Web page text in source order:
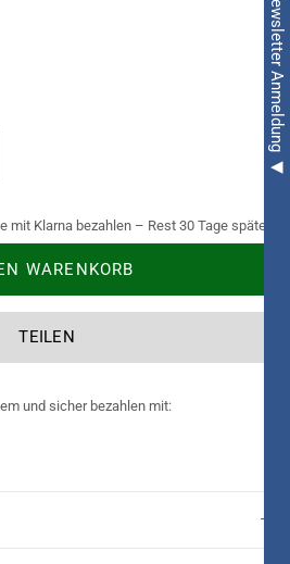
mit Klarna bezahlen – Rest 30 Tage später.
WARENKORB
TEILEN
und sicher bezahlen mit: